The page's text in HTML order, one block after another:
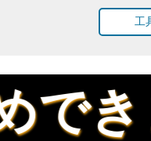
工
。